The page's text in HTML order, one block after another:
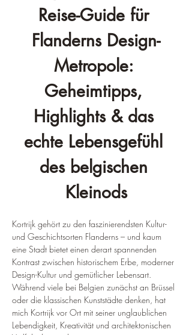
Reise-Guide für
Flanderns Design-
Metropole:
Geheimtipps,
Highlights & das
echte Lebensgefühl
des belgischen
Kleinods
Kortrijk gehört zu den faszinierendsten Kultur-
und Geschichtsorten Flanderns – und kaum
eine Stadt bietet einen derart spannenden
Kontrast zwischen historischem Erbe, moderner
Design-Kultur und gemütlicher Lebensart.
Während viele bei Belgien zunächst an Brüssel
oder die klassischen Kunststädte denken, hat
mich Kortrijk vor Ort mit seiner unglaublichen
Lebendigkeit, Kreativität und architektonischen